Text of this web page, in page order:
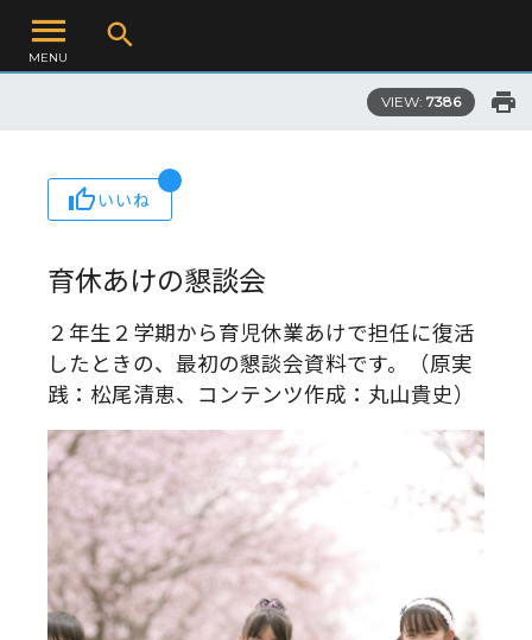
MENU
VIEW: 7386
いいね
育休あけの懇談会
２年生２学期から育児休業あけで担任に復活
したときの、最初の懇談会資料です。（原実
践：松尾清恵、コンテンツ作成：丸山貴史）